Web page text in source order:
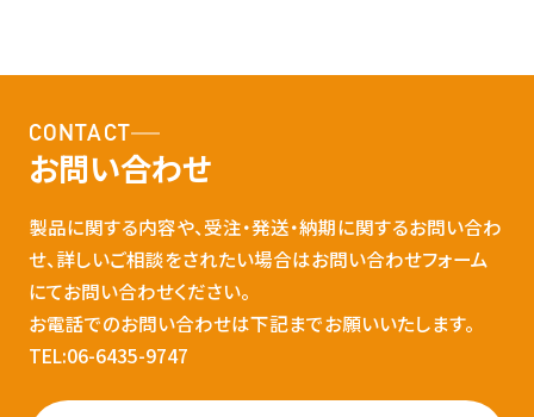
CONTACT
お問い合わせ
製品に関する内容や、受注・発送・納期に関するお問い合わ
せ、詳しいご相談をされたい場合はお問い合わせフォーム
にてお問い合わせください。
お電話でのお問い合わせは下記までお願いいたします。
TEL:06-6435-9747